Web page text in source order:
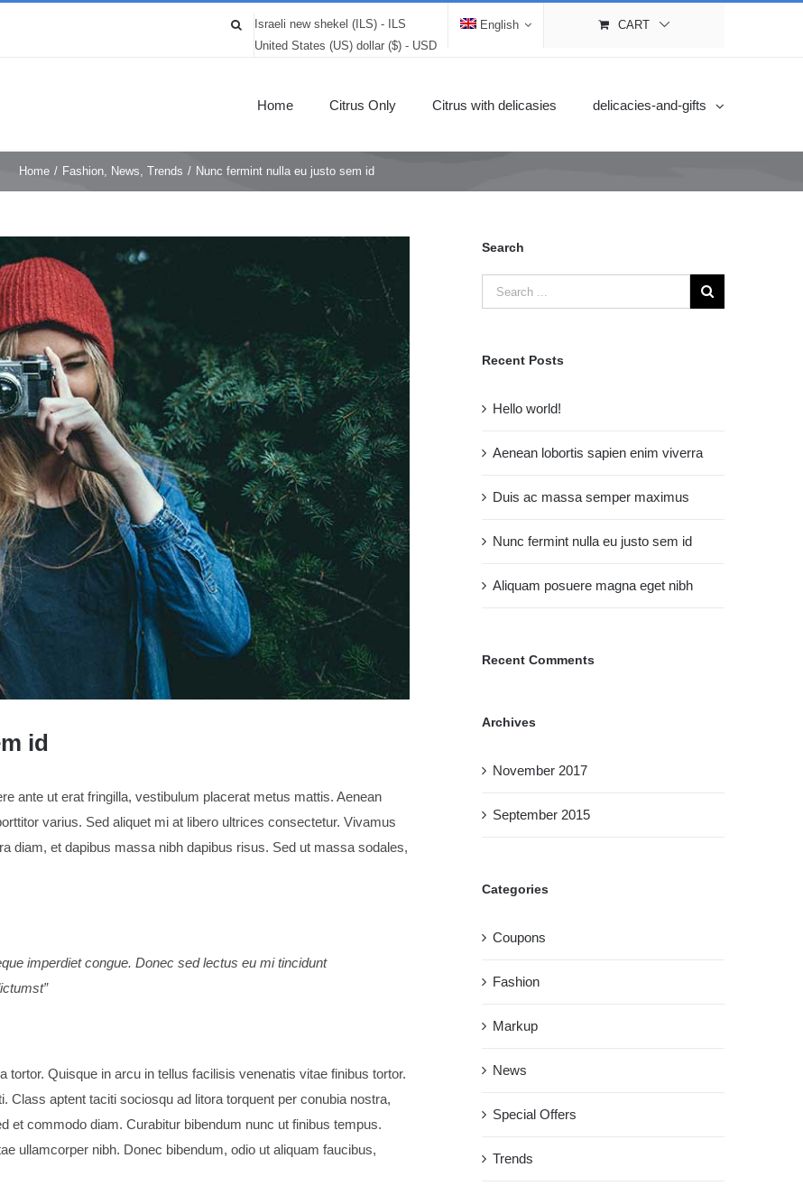
Israeli new shekel (ILS) - ILS
United States (US) dollar ($) - USD
English CART
Home Citrus Only Citrus with delicasies delicacies-and-gifts
Home / Fashion, News, Trends / Nunc fermint nulla eu justo sem id
id
ante ut erat fringilla, vestibulum placerat metus mattis. Aenean
varius. Sed aliquet mi at libero ultrices consectetur. Vivamus
diam, et dapibus massa nibh dapibus risus. Sed ut massa sodales,
imperdiet congue. Donec sed lectus eu mi tincidunt
Quisque in arcu in tellus facilisis venenatis vitae finibus tortor.
Class aptent taciti sociosqu ad litora torquent per conubia nostra,
et commodo diam. Curabitur bibendum nunc ut finibus tempus.
ullamcorper nibh. Donec bibendum, odio ut aliquam faucibus,
Search
Recent Posts
Hello world!
Aenean lobortis sapien enim viverra
Duis ac massa semper maximus
Nunc fermint nulla eu justo sem id
Aliquam posuere magna eget nibh
Recent Comments
Archives
November 2017
September 2015
Categories
Coupons
Fashion
Markup
News
Special Offers
Trends